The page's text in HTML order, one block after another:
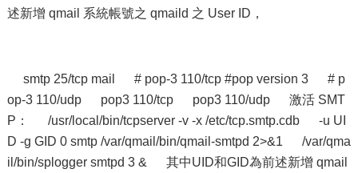
述新增 qmail 系統帳號之 qmaild 之 User ID，
smtp 25/tcp mail # pop-3 110/tcp #pop version 3 # p
op-3 110/udp pop3 110/tcp pop3 110/udp 激活 SMT
P： /usr/local/bin/tcpserver -v -x /etc/tcp.smtp.cdb -u UI
D -g GID 0 smtp /var/qmail/bin/qmail-smtpd 2>&1 /var/qma
il/bin/splogger smtpd 3 & 其中UID和GID為前述新增 qmail